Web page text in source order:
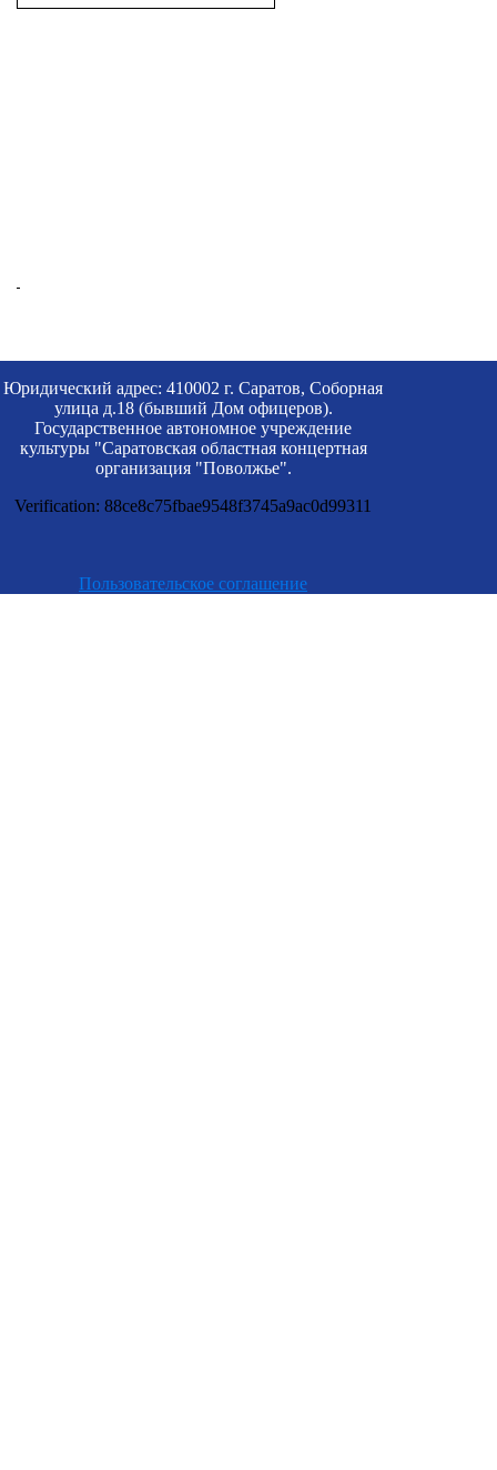
Юридический адрес: 410002 г. Саратов, Соборная
улица д.18 (бывший Дом офицеров).
Государственное автономное учреждение
культуры "Саратовская областная концертная
организация "Поволжье".
Verification: 88ce8c75fbae9548f3745a9ac0d99311
Пользовательское соглашение